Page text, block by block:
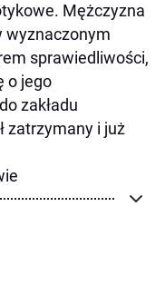
Mężczyzna
wyznaczonym
sprawiedliwości,
o jego
zakładu
zatrzymany i już